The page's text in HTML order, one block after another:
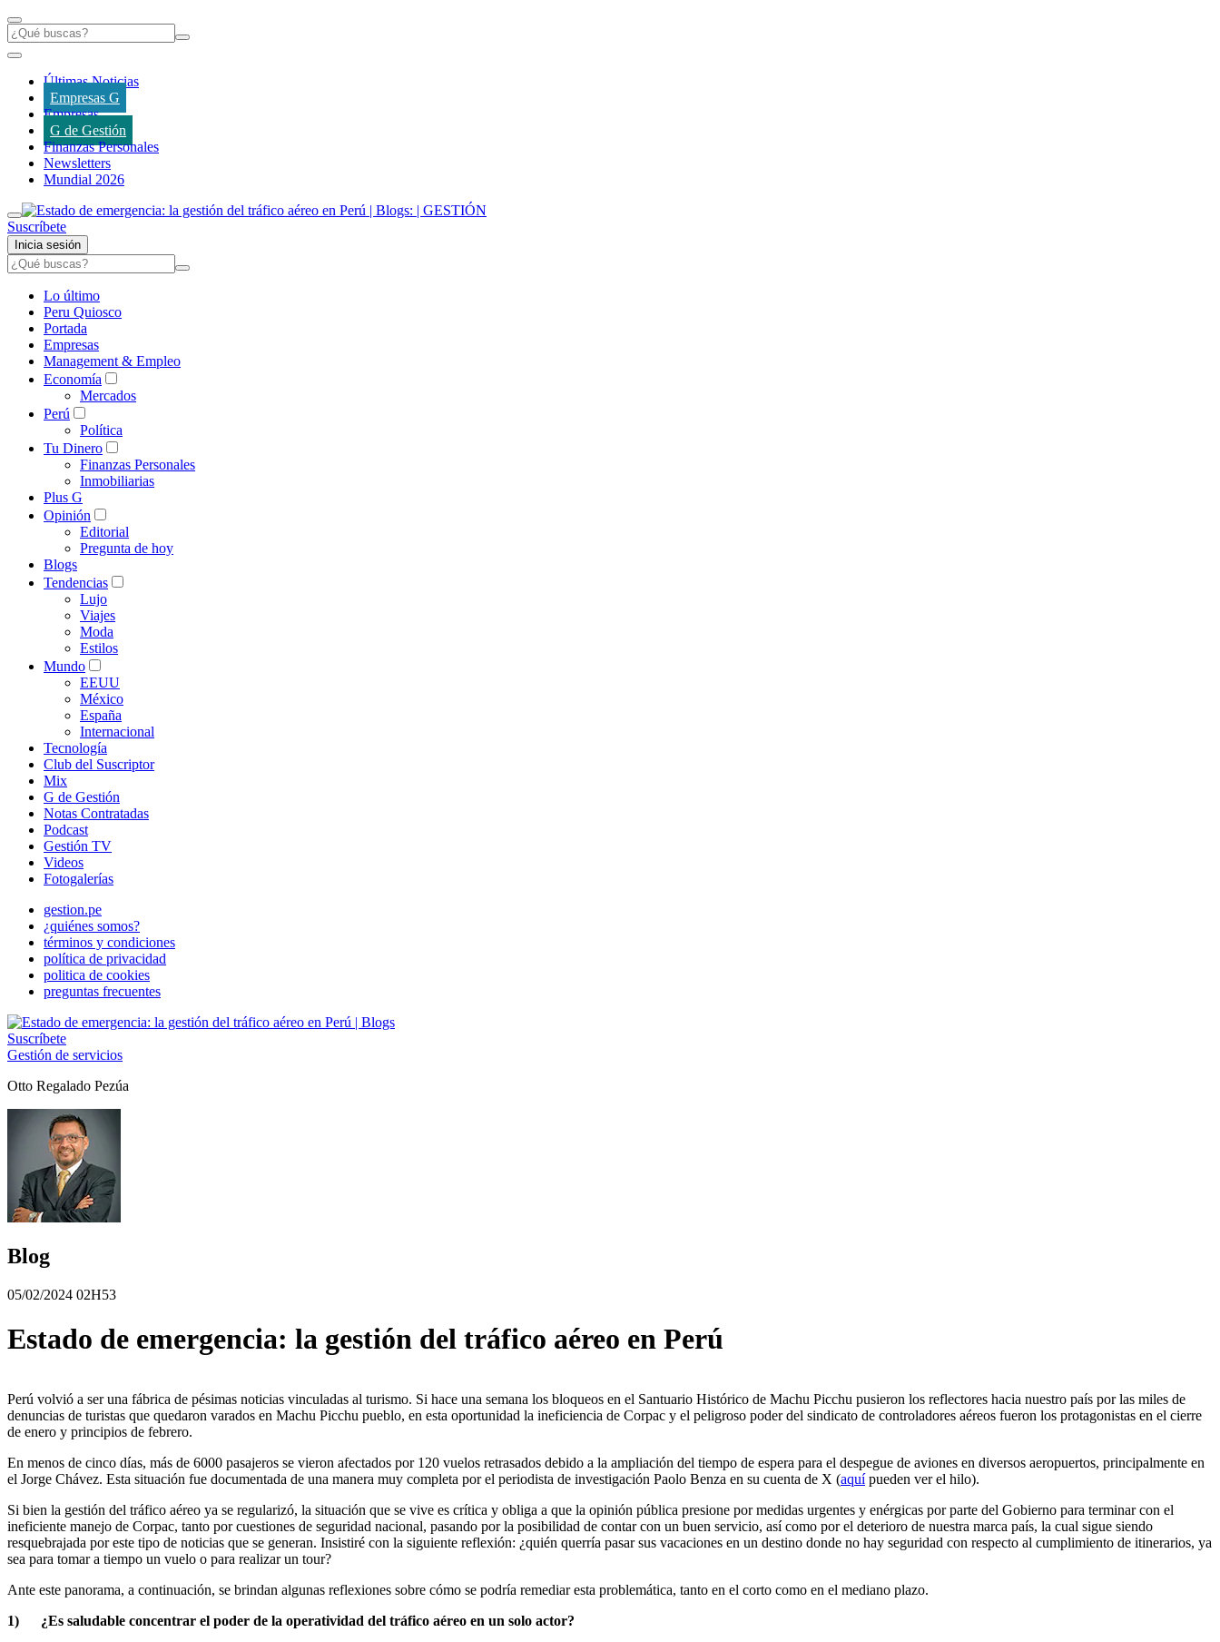
Últimas Noticias
Empresas G
Empresas
G de Gestión
Finanzas Personales
Newsletters
Mundial 2026
Suscríbete
Inicia sesión
Lo último
Peru Quiosco
Portada
Empresas
Management & Empleo
Economía
Mercados
Perú
Política
Tu Dinero
Finanzas Personales
Inmobiliarias
Plus G
Opinión
Editorial
Pregunta de hoy
Blogs
Tendencias
Lujo
Viajes
Moda
Estilos
Mundo
EEUU
México
España
Internacional
Tecnología
Club del Suscriptor
Mix
G de Gestión
Notas Contratadas
Podcast
Gestión TV
Videos
Fotogalerías
gestion.pe
¿quiénes somos?
términos y condiciones
política de privacidad
politica de cookies
preguntas frecuentes
Suscríbete
Gestión de servicios
Otto Regalado Pezúa
Blog
05/02/2024 02H53
Estado de emergencia: la gestión del tráfico aéreo en Perú
Perú volvió a ser una fábrica de pésimas noticias vinculadas al turismo. Si hace una semana los bloqueos en el Santuario Histórico de Machu Picchu pusieron los reflectores hacia nuestro país por las miles de
denuncias de turistas que quedaron varados en Machu Picchu pueblo, en esta oportunidad la ineficiencia de Corpac y el peligroso poder del sindicato de controladores aéreos fueron los protagonistas en el cierre
de enero y principios de febrero.
En menos de cinco días, más de 6000 pasajeros se vieron afectados por 120 vuelos retrasados debido a la ampliación del tiempo de espera para el despegue de aviones en diversos aeropuertos, principalmente en
el Jorge Chávez. Esta situación fue documentada de una manera muy completa por el periodista de investigación Paolo Benza en su cuenta de X (aquípueden ver el hilo).
Si bien la gestión del tráfico aéreo ya se regularizó, la situación que se vive es crítica y obliga a que la opinión pública presione por medidas urgentes y enérgicas por parte del Gobierno para terminar con el
ineficiente manejo de Corpac, tanto por cuestiones de seguridad nacional, pasando por la posibilidad de contar con un buen servicio, así como por el deterioro de nuestra marca país, la cual sigue siendo
resquebrajada por este tipo de noticias que se generan. Insistiré con la siguiente reflexión: ¿quién querría pasar sus vacaciones en un destino donde no hay seguridad con respecto al cumplimiento de itinerarios, ya
sea para tomar a tiempo un vuelo o para realizar un tour?
Ante este panorama, a continuación, se brindan algunas reflexiones sobre cómo se podría remediar esta problemática, tanto en el corto como en el mediano plazo.
1) ¿Es saludable concentrar el poder de la operatividad del tráfico aéreo en un solo actor?